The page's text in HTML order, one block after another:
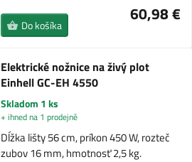
60,98 €
Do košíka
Elektrické nožnice na živý plot
Einhell GC-EH 4550
Skladom 1 ks
+ ihned na 1 prodejně
Dĺžka lišty 56 cm, príkon 450 W, rozteč
zubov 16 mm, hmotnosť 2,5 kg.